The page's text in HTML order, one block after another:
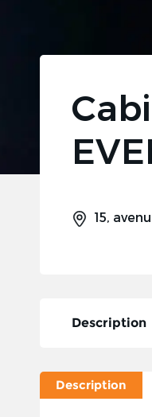
15,
Description
Description